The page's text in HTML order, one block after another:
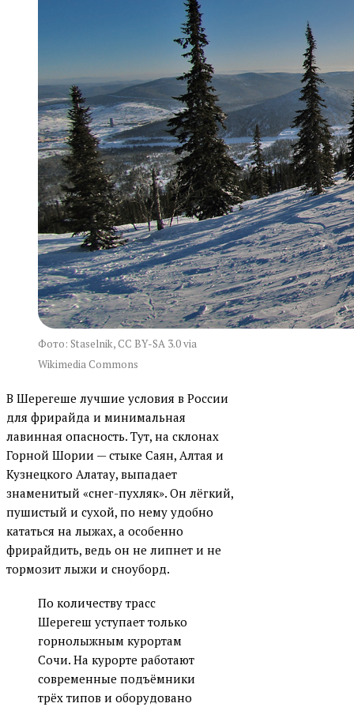
Фото: Staselnik, CC BY-SA 3.0 via
Wikimedia Commons
В Шерегеше лучшие условия в России
для фрирайда и минимальная
лавинная опасность. Тут, на склонах
Горной Шории — стыке Саян, Алтая и
Кузнецкого Алатау, выпадает
знаменитый «снег-пухляк». Он лёгкий,
пушистый и сухой, по нему удобно
кататься на лыжах, а особенно
фрирайдить, ведь он не липнет и не
тормозит лыжи и сноуборд.
По количеству трасс
Шерегеш уступает только
горнолыжным курортам
Сочи. На курорте работают
современные подъёмники
трёх типов и оборудовано